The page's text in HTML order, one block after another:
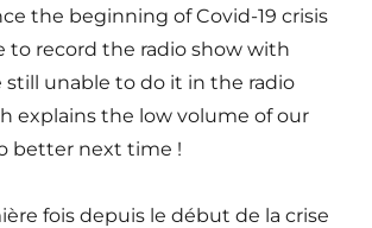
the beginning of Covid-19 crisis
to record the radio show with
still unable to do it in the radio
explains the low volume of our
better next time !
fois depuis le début de la crise